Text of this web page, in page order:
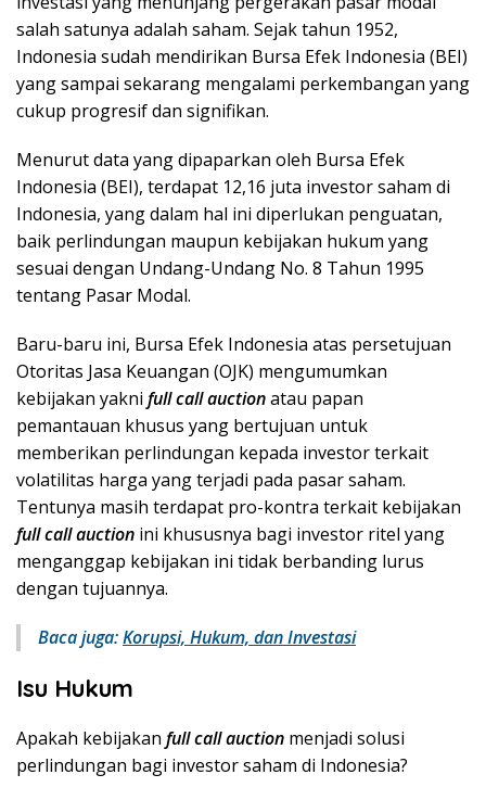
salah satunya adalah saham. Sejak tahun 1952,
Indonesia sudah mendirikan Bursa Efek Indonesia (BEI)
yang sampai sekarang mengalami perkembangan yang
cukup progresif dan signifikan.
Menurut data yang dipaparkan oleh Bursa Efek
Indonesia (BEI), terdapat 12,16 juta investor saham di
Indonesia, yang dalam hal ini diperlukan penguatan,
baik perlindungan maupun kebijakan hukum yang
sesuai dengan Undang-Undang No. 8 Tahun 1995
tentang Pasar Modal.
Baru-baru ini, Bursa Efek Indonesia atas persetujuan
Otoritas Jasa Keuangan (OJK) mengumumkan
kebijakan yakni full call auctionatau papan
pemantauan khusus yang bertujuan untuk
memberikan perlindungan kepada investor terkait
volatilitas harga yang terjadi pada pasar saham.
Tentunya masih terdapat pro-kontra terkait kebijakan
full call auction ini khususnya bagi investor ritel yang
menganggap kebijakan ini tidak berbanding lurus
dengan tujuannya.
Baca juga:Korupsi, Hukum, dan Investasi
Isu Hukum
Apakah kebijakan full call auction menjadi solusi
perlindungan bagi investor saham di Indonesia?